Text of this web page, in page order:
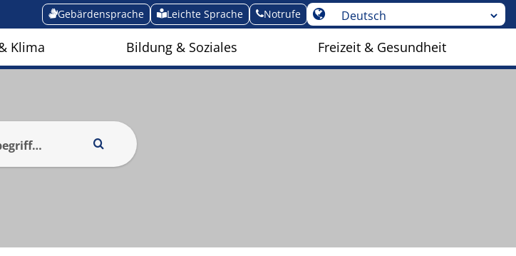
Gebärdensprache Leichte Sprache Notrufe
Klima Bildung & Soziales Freizeit & Gesundheit